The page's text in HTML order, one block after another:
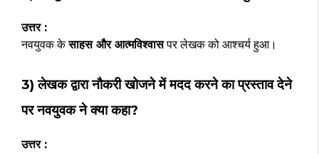
उत्तर :
नवयुवक केसाहस और आत्मविश्वासपर लेखक को आश्चर्य हुआ।
3) लेखक द्वारा नौकरी खोजने में मदद करने का प्रस्ताव देने
पर नवयुवक ने क्या कहा?
उत्तर :